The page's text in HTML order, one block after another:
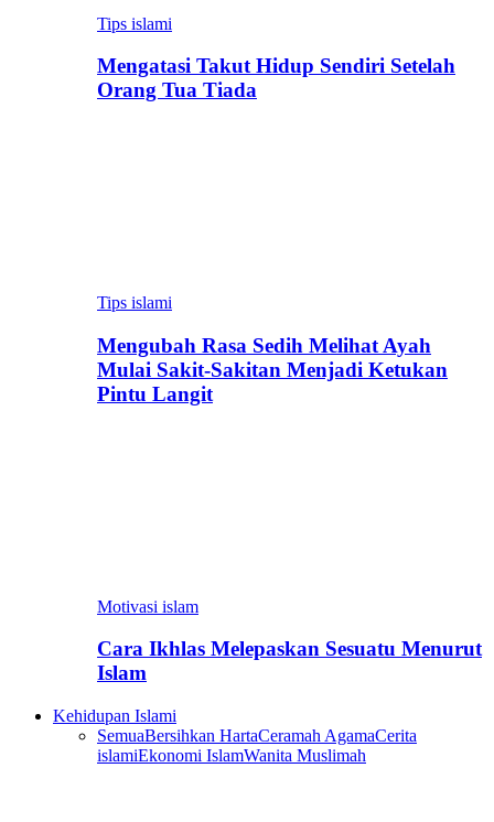
Tips islami
Mengatasi Takut Hidup Sendiri Setelah
Orang Tua Tiada
Tips islami
Mengubah Rasa Sedih Melihat Ayah
Mulai Sakit-Sakitan Menjadi Ketukan
Pintu Langit
Motivasi islam
Cara Ikhlas Melepaskan Sesuatu Menurut
Islam
Kehidupan Islami
SemuaBersihkan HartaCeramah AgamaCerita
islamiEkonomi IslamWanita Muslimah